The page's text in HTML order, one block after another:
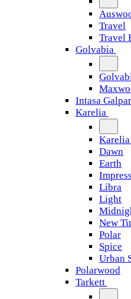
Travel
Travel
Golvabia
Intasa
Karelia
Karelia
Dawn
Earth
Libra
Light
New
Polar
Spice
Urban
Polarwood
Tarkett